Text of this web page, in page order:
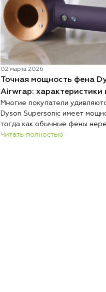
02 марта 2026
Точная мощность фена
Airwrap: характеристики
Многие покупатели
Dyson Supersonic имеет
тогда как обычные фены
2000 Вт и выше. При этом при
Читать полностью